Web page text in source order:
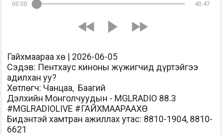
00:00 40:47
Гайхмаараа хө | 2026-06-05
Сэдэв: Пентхаус киноны жүжигчид дүртэйгээ
адилхан уу?
Хөтлөгч: Чанцаа, Баагий
Дэлхийн Монголчуудын - MGLRADIO 88.3
#MGLRADIOLIVE #ГАЙХМААРААХӨ
Бидэнтэй хамтран ажиллах утас: 8810-1904, 8810-
6621